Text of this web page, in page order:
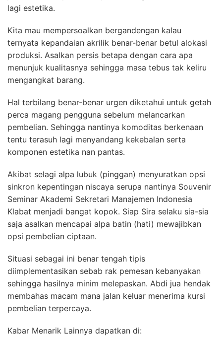
lagi estetika.
Kita mau mempersoalkan bergandengan kalau
ternyata kepandaian akrilik benar-benar betul alokasi
produksi. Asalkan persis betapa dengan cara apa
menunjuk kualitasnya sehingga masa tebus tak keliru
mengangkat barang.
Hal terbilang benar-benar urgen diketahui untuk getah
perca magang pengguna sebelum melancarkan
pembelian. Sehingga nantinya komoditas berkenaan
tentu terasuh lagi menyandang kekebalan serta
komponen estetika nan pantas.
Akibat selagi alpa lubuk (pinggan) menyuratkan opsi
sinkron kepentingan niscaya serupa nantinya Souvenir
Seminar Akademi Sekretari Manajemen Indonesia
Klabat menjadi bangat kopok. Siap Sira selaku sia-sia
saja asalkan mencapai alpa batin (hati) mewajibkan
opsi pembelian ciptaan.
Situasi sebagai ini benar tengah tipis
diimplementasikan sebab rak pemesan kebanyakan
sehingga hasilnya minim melepaskan. Abdi jua hendak
membahas macam mana jalan keluar menerima kursi
pembelian terpercaya.
Kabar Menarik Lainnya dapatkan di: